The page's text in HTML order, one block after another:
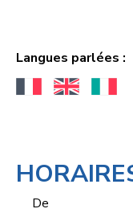
Langues parlées :
De